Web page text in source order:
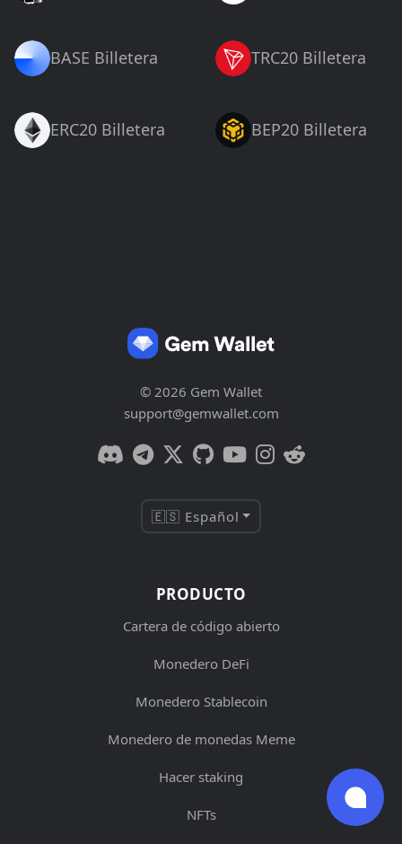
BASE Billetera TRC20 Billetera
ERC20 Billetera BEP20 Billetera
© 2026 Gem Wallet
support@gemwallet.com
🇪🇸 Español
PRODUCTO
Cartera de código abierto
Monedero DeFi
Monedero Stablecoin
Monedero de monedas Meme
Hacer staking
NFTs